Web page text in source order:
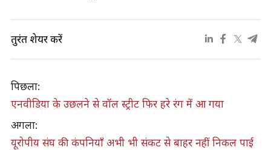
तुरंत शेयर करें
पिछला:
एनवीडिया के उछलने से वॉल स्ट्रीट फिर हरे रंग में आ गया
अगला:
यूरोपीय संघ की कंपनियाँ अभी भी संकट से बाहर नहीं निकल पाई